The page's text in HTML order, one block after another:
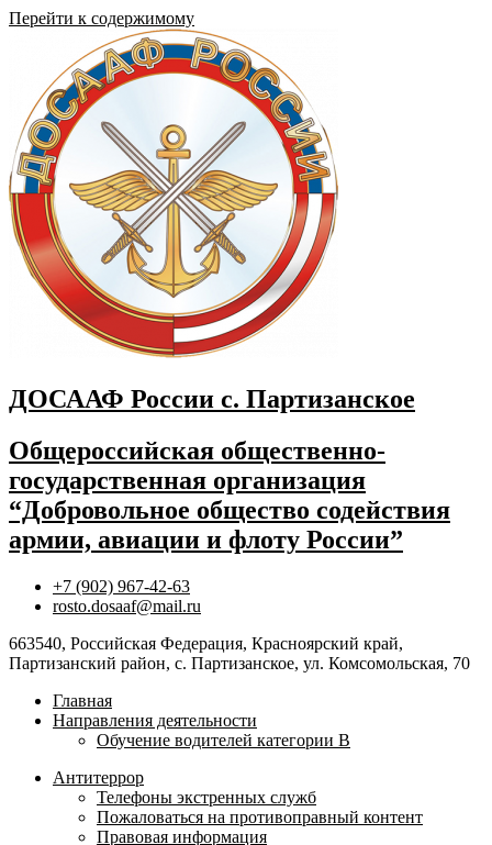
Перейти к содержимому
ДОСААФ России с. Партизанское
Общероссийская общественно-
государственная организация
“Добровольное общество содействия
армии, авиации и флоту России”
+7 (902) 967-42-63
rosto.dosaaf@mail.ru
663540, Российская Федерация, Красноярский край,
Партизанский район, с. Партизанское, ул. Комсомольская, 70
Главная
Направления деятельности
Обучение водителей категории B
Антитеррор
Телефоны экстренных служб
Пожаловаться на противоправный контент
Правовая информация